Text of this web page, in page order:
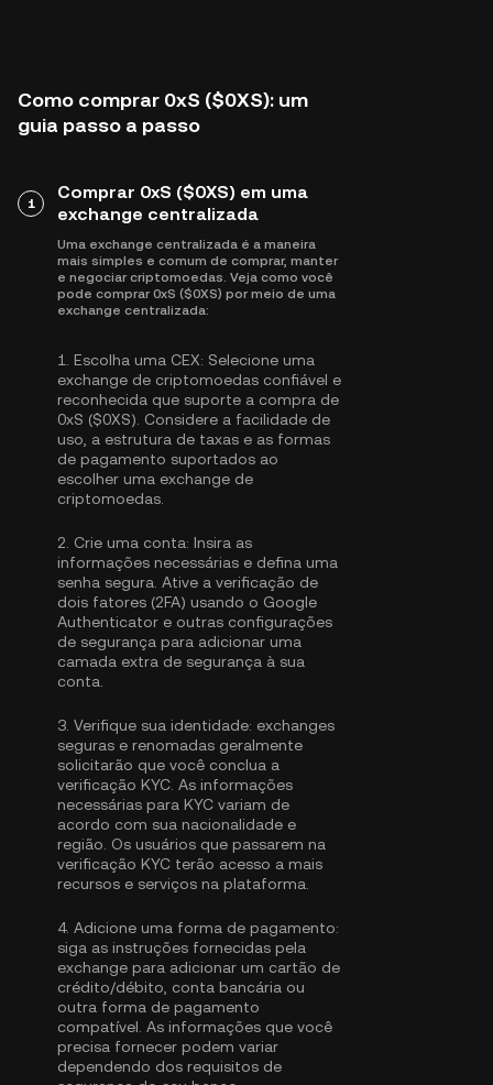
Como comprar 0xS ($0XS): um
guia passo a passo
1
Comprar 0xS ($0XS) em uma
exchange centralizada
Uma exchange centralizada é a maneira
mais simples e comum de comprar, manter
e negociar criptomoedas. Veja como você
pode comprar 0xS ($0XS) por meio de uma
exchange centralizada:
1. Escolha uma CEX: Selecione uma
exchange de criptomoedas confiável e
reconhecida que suporte a compra de
0xS ($0XS). Considere a facilidade de
uso, a estrutura de taxas e as formas
de pagamento suportados ao
escolher uma exchange de
criptomoedas.
2. Crie uma conta: Insira as
informações necessárias e defina uma
senha segura. Ative a verificação de
dois fatores (2FA) usando o Google
Authenticator e outras configurações
de segurança para adicionar uma
camada extra de segurança à sua
conta.
3. Verifique sua identidade: exchanges
seguras e renomadas geralmente
solicitarão que você conclua a
verificação KYC . As informações
necessárias para KYC variam de
acordo com sua nacionalidade e
região. Os usuários que passarem na
verificação KYC terão acesso a mais
recursos e serviços na plataforma.
4. Adicione uma forma de pagamento:
siga as instruções fornecidas pela
exchange para adicionar um cartão de
crédito/débito, conta bancária ou
outra forma de pagamento
compatível. As informações que você
precisa fornecer podem variar
dependendo dos requisitos de